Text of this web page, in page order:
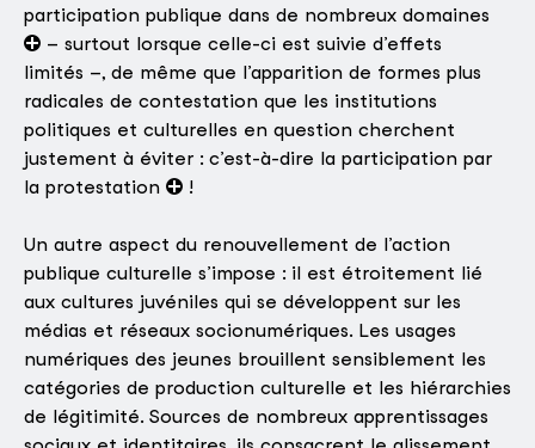
participation publique dans de nombreux domaines
– surtout lorsque celle-ci est suivie d’effets
limités –, de même que l’apparition de formes plus
radicales de contestation que les institutions
politiques et culturelles en question cherchent
justement à éviter : c’est-à-dire la participation par
la protestation
!
Un autre aspect du renouvellement de l’action
publique culturelle s’impose : il est étroitement lié
aux cultures juvéniles qui se développent sur les
médias et réseaux socionumériques. Les usages
numériques des jeunes brouillent sensiblement les
catégories de production culturelle et les hiérarchies
de légitimité. Sources de nombreux apprentissages